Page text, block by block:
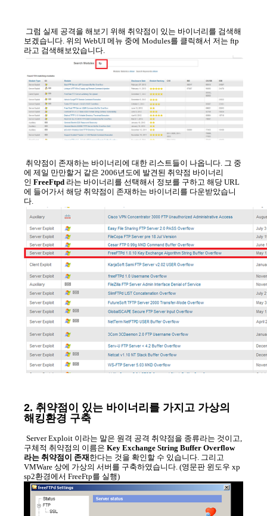
그럼 실제 공격을 해보기 위해 취약점이 있는 바이너리를 검색해
보겠습니다. 위의 WebUI 메뉴 중에 Modules를 클릭해서 저는 ftp
라고 검색해보았습니다.
취약점이 존재하는 바이너리에 대한 리스트들이 나옵니다. 그 중
에 제일 만만할거 같은 2006년도에 발견된 취약점 바이너리
인 FreeFtpd 라는 바이너리를 선택해서 정보를 구하고 해당 URL
에 들어가서 해당 취약점이 존재하는 바이너리를 다운받았습니
다.
2. 취약점이 있는 바이너리를 가지고 가상의
해킹환경 구축
Server Exploit 이라는 말은 원격 공격 취약점을 종류라는 것이고,
구체적 취약점의 이름은 Key Exchange String Buffer Overflow
라는 취약점이 존재한다는 것을 확인할 수 있습니다. 그리고
VMWare 상에 가상의 서버를 구축하였습니다. (영문판 윈도우 xp
sp2환경에서 FreeFtp를 실행)